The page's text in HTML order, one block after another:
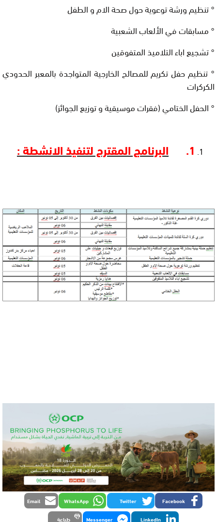
° تنظيم ورشة توعوية حول صحة الام و الطفل
° مسابقات في الألعاب الشعبية
° تشجيع اباء التلاميذ المتفوقين
° تنظيم حفل تكريم للمصالح الخارجية المتواجدة بالمعبر الحدودي
الكركرات
° الحفل الختامي (فقرات موسيقية و توزيع الجوائز)
1. البرنامج المقترح لتنفيذ الانشطة :
Facebook
Twitter
WhatsApp
Email
LinkedIn
Messenger طباعة